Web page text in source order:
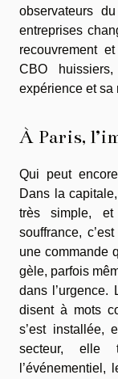
observateurs
entreprises
recouvrement
CBO
expérience et sa
À Paris,
Qui peut
Dans la
très simple, et
souffrance,
une commande
gèle, parfois
dans
disent à mots
s’est installée,
secteur, elle
l’événementiel,